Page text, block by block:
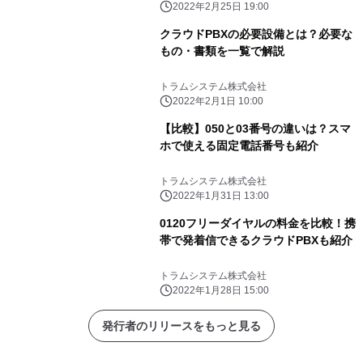
2022年2月25日 19:00
クラウドPBXの必要設備とは？必要な
もの・書類を一覧で解説
トラムシステム株式会社
2022年2月1日 10:00
【比較】050と03番号の違いは？スマ
ホで使える固定電話番号も紹介
トラムシステム株式会社
2022年1月31日 13:00
0120フリーダイヤルの料金を比較！携
帯で発着信できるクラウドPBXも紹介
トラムシステム株式会社
2022年1月28日 15:00
発行者のリリースをもっと見る